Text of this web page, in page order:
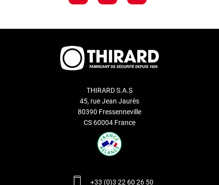
THIRARD S.A.S
45, rue Jean Jaurès
80390 Fressenneville
CS 60004 France
+33 (0)3 22 60 26 50